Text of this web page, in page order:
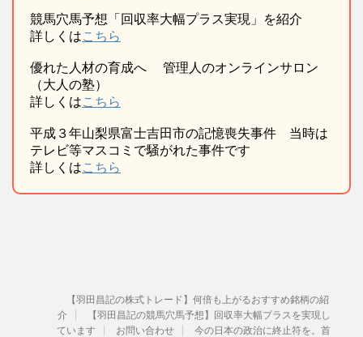
競馬穴馬予想「回収率大幅プラス実現」を紹介
詳しくはこちら
優れた人材の育成へ 管理人のオンラインサロン
（大人の塾）
詳しくはこちら
平成３年山梨県富士吉田市の記憶喪失事件 当時は
テレビ等マスコミで騒がれた事件です
詳しくはこちら
【羽田昌記の株式トレード】何倍も上がるおすすめ銘柄の紹
介
【羽田昌記の競馬穴馬予想】回収率大幅プラスを実現し
ています
お問い合わせ 今の日本の政治に終止符を。首